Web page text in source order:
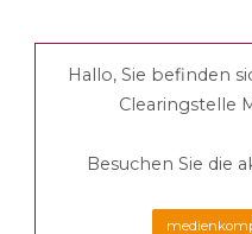
Hallo, Sie befinden
Clearingstelle
Besuchen Sie die